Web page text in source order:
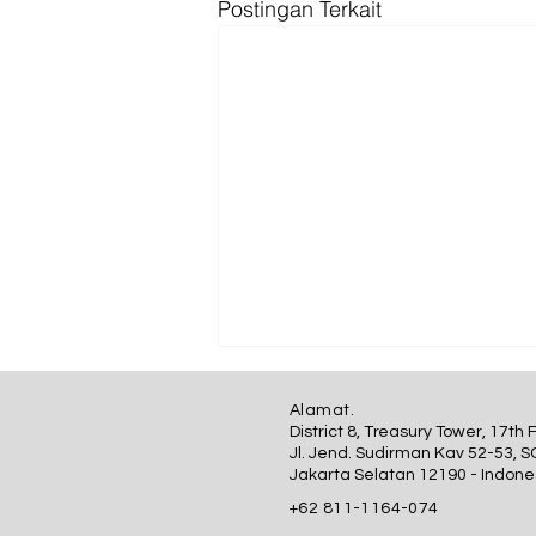
Postingan Terkait
Alamat.
District 8, Treasury Tower, 17th
Jl. Jend. Sudirman Kav 52-53,
Jakarta Selatan 12190 -
+62 811-1164-074